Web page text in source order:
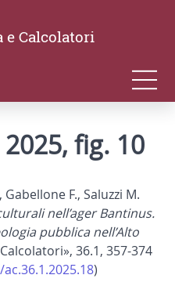
e Calcolatori
fig. 10
F., Saluzzi M.
nell’ager Bantinus.
pubblica nell’Alto
36.1, 357-374
)